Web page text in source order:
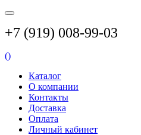
+7 (919) 008-99-03
()
Каталог
О компании
Контакты
Доставка
Оплата
Личный кабинет